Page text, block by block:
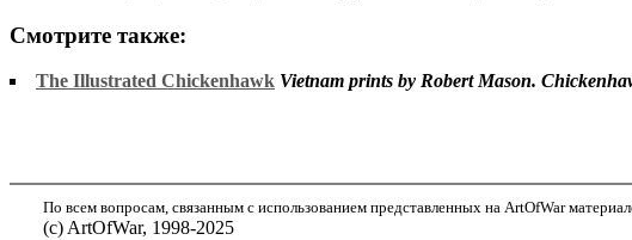
Смотрите также:
The Illustrated Chickenhawk Vietnam prints by Robert Mason.
По всем вопросам, связанным с использованием представленных на ArtOfWar
(с) ArtOfWar, 1998-2025